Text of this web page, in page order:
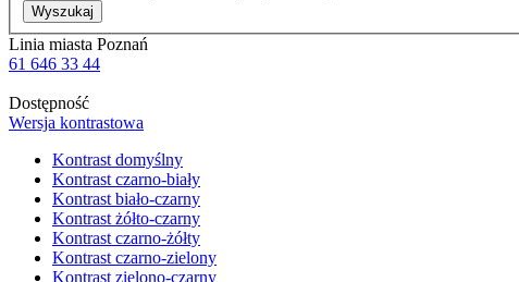
Wyszukaj
Linia miasta Poznań
61 646 33 44
Dostępność
Wersja kontrastowa
Kontrast domyślny
Kontrast czarno-biały
Kontrast biało-czarny
Kontrast żółto-czarny
Kontrast czarno-żółty
Kontrast czarno-zielony
Kontrast zielono-czarny